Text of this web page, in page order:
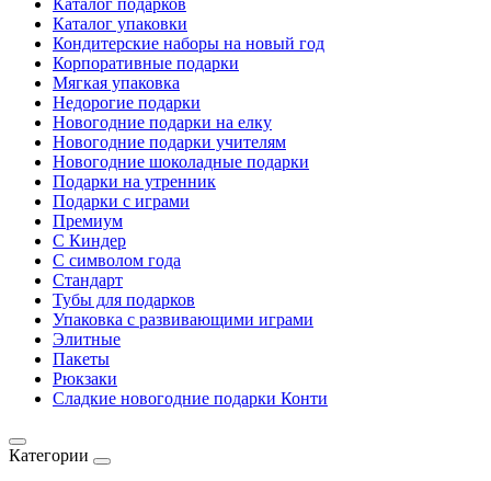
Каталог упаковки
Кондитерские наборы на новый год
Корпоративные подарки
Мягкая упаковка
Недорогие подарки
Новогодние подарки на елку
Новогодние подарки учителям
Новогодние шоколадные подарки
Подарки на утренник
Подарки с играми
Премиум
С Киндер
С символом года
Стандарт
Тубы для подарков
Упаковка с развивающими играми
Элитные
Пакеты
Рюкзаки
Сладкие новогодние подарки Конти
Категории